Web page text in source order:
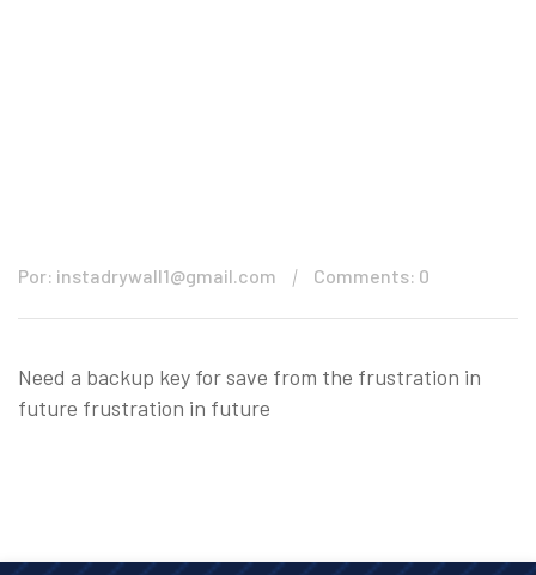
Por: instadrywall1@gmail.com Comments: 0
Need a backup key for save from the frustration in
future frustration in future